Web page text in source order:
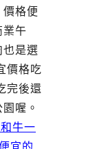
價格便
業午
也是選
價格吃
完後還
喔。
牛一